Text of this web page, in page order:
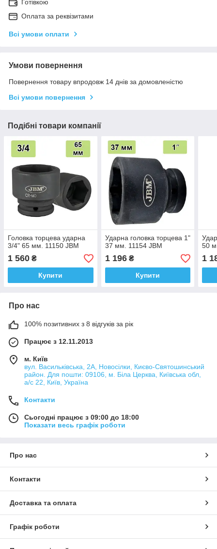
Готівкою
Оплата за реквізитами
Всі умови оплати
Умови повернення
Повернення товару впродовж 14 днів за домовленістю
Всі умови повернення
Подібні товари компанії
Головка торцева ударна
3/4" 65 мм. 11150 JBM
1 560 ₴
Купити
Ударна головка торцева 1"
37 мм. 11154 JBM
1 196₴
Купити
50
1
Про нас
100% позитивних з 8 відгуків за рік
Працює з 12.11.2013
м. Київ
вул. Васильківська, 2А, Новосілки, Києво-Святошинський
район. Для пошти: 09106, м. Біла Церква, Київська обл,
а/с 22, Київ, Україна
Контакти
Сьогодні працює з 09:00 до 18:00
Показати весь графік роботи
Про нас
Контакти
Доставка та оплата
Графік роботи